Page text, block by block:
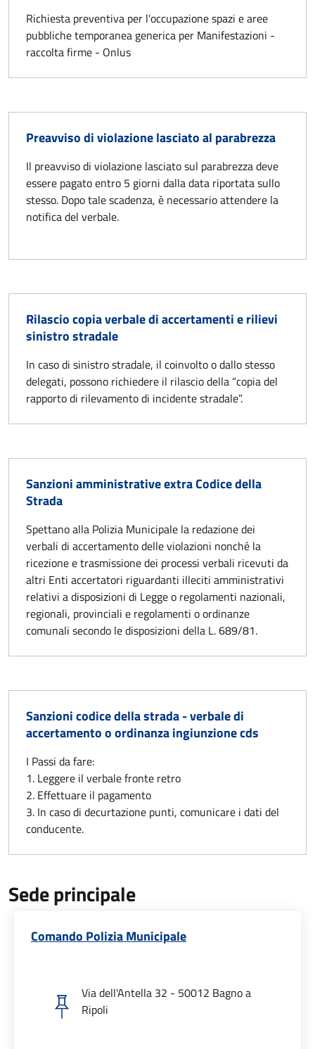
Richiesta preventiva per l'occupazione spazi e aree
pubbliche temporanea generica per Manifestazioni -
raccolta firme - Onlus
Preavviso di violazione lasciato al parabrezza
Il preavviso di violazione lasciato sul parabrezza deve
essere pagato entro 5 giorni dalla data riportata sullo
stesso. Dopo tale scadenza, è necessario attendere la
notifica del verbale.
Rilascio copia verbale di accertamenti e rilievi
sinistro stradale
In caso di sinistro stradale, il coinvolto o dallo stesso
delegati, possono richiedere il rilascio della “copia del
rapporto di rilevamento di incidente stradale”.
Sanzioni amministrative extra Codice della
Strada
Spettano alla Polizia Municipale la redazione dei
verbali di accertamento delle violazioni nonché la
ricezione e trasmissione dei processi verbali ricevuti da
altri Enti accertatori riguardanti illeciti amministrativi
relativi a disposizioni di Legge o regolamenti nazionali,
regionali, provinciali e regolamenti o ordinanze
comunali secondo le disposizioni della L. 689/81.
Sanzioni codice della strada - verbale di
accertamento o ordinanza ingiunzione cds
I Passi da fare:
1. Leggere il verbale fronte retro
2. Effettuare il pagamento
3. In caso di decurtazione punti, comunicare i dati del
conducente.
Sede principale
Comando Polizia Municipale
Via dell'Antella 32 - 50012 Bagno a
Ripoli